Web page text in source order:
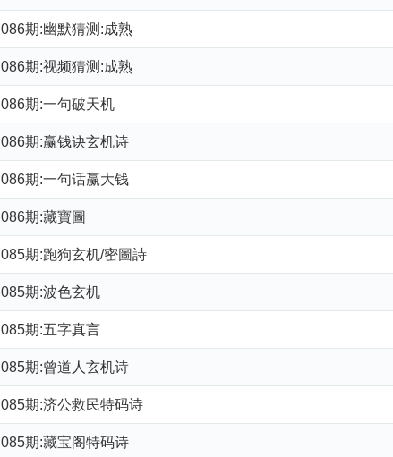
086期:幽默猜测:成熟
086期:视频猜测:成熟
086期:一句破天机
086期:赢钱诀玄机诗
086期:一句话赢大钱
086期:藏寶圖
085期:跑狗玄机/密圖詩
085期:波色玄机
085期:五字真言
085期:曾道人玄机诗
085期:济公救民特码诗
085期:藏宝阁特码诗